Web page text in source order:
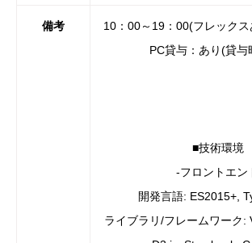
備考
10：00～19：00(フレックス
PC貸与：あり(貸与
■技術環境
-フロントエン
開発言語: ES2015+,
ライブラリ/フレームワーク: